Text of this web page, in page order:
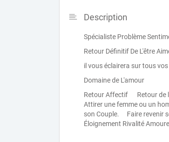
Description
Spécialiste Problème
Retour Définitif De L'être
il vous éclairera sur tous
Domaine de L'amour
Retour Affectif Retour de
Attirer une femme ou un
son Couple. Faire revenir
Éloignement Rivalité